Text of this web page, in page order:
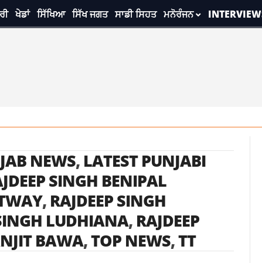
ਖੇਡਾਂ ਸਿੱਖਿਆ ਸਿੱਖ ਜਗਤ ਸਾਡੀ ਸਿਹਤ ਮਨੋਰੰਜਨ
NEWS, LATEST PUNJABI
SINGH BENIPAL
, RAJDEEP SINGH
LUDHIANA, RAJDEEP
BAWA,TOP NEWS,TT